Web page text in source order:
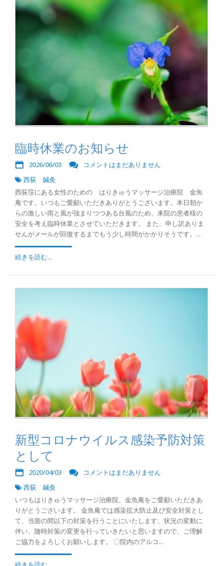
臨時休業のお知らせ
2026/06/03
コメントはまだありません
西荻 鍼灸
西荻窪にある女性のための はりきゅうマッサージ治療院 金魚
庵です。いつもご愛顧いただきありがとうございます。本日朝か
らの激しい雨と風が強まりつつある台風のため、来院の患者様の
安全を考え臨時休業とさせていただきます。 また、申し訳ありま
せんがメールが回復するまでもう少し時間がかかりそうです。...
続きを読む...
新型コロナウイルス感染予防対策
として
2020/04/03
コメントはまだありません
西荻 鍼灸
いつもはりきゅうマッサージ治療院、金魚庵をご愛顧いただきあ
りがとうございます。 金魚庵では感染拡大防止及び安全対策とし
て、当面の間以下の対策を行うことにいたします。状況の変動に
伴い、随時対策の変更を行っていきたいと思いますので、ご理解
ご協力をよろしくお願いします。 〇院内のアルコ...